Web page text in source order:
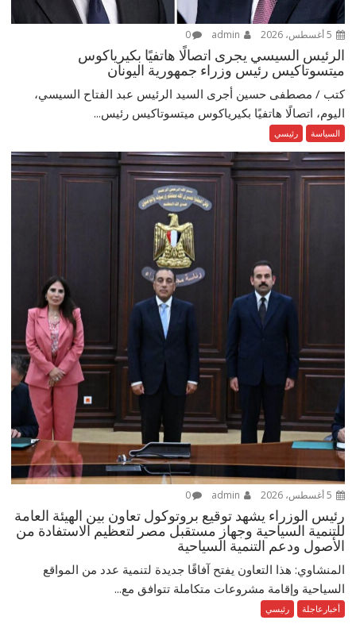
0
الرئيس السيسي يجرى اتصالًا هاتفيًا بكيرياكوس
ميتسوتاكيس رئيس وزراء جمهورية اليونان
كتب / مصطفى حسين أجرى السيد الرئيس عبد الفتاح السيسي،
اليوم، اتصالًا هاتفيًا بكيرياكوس ميتسوتاكيس رئيس...
السياسة رئيسي
0
رئيس الوزراء يشهد توقيع بروتوكول تعاون بين الهيئة العامة
للتنمية السياحية وجهاز مستقبل مصر لتعظيم الاستفادة من
الأصول ودعم التنمية السياحية
المنشاوي: هذا التعاون يفتح آفاقًا جديدة لتنمية عدد من المواقع
السياحية وإقامة مشروعات متكاملة تتوافق مع...
أخبارعاجلة رئيسي